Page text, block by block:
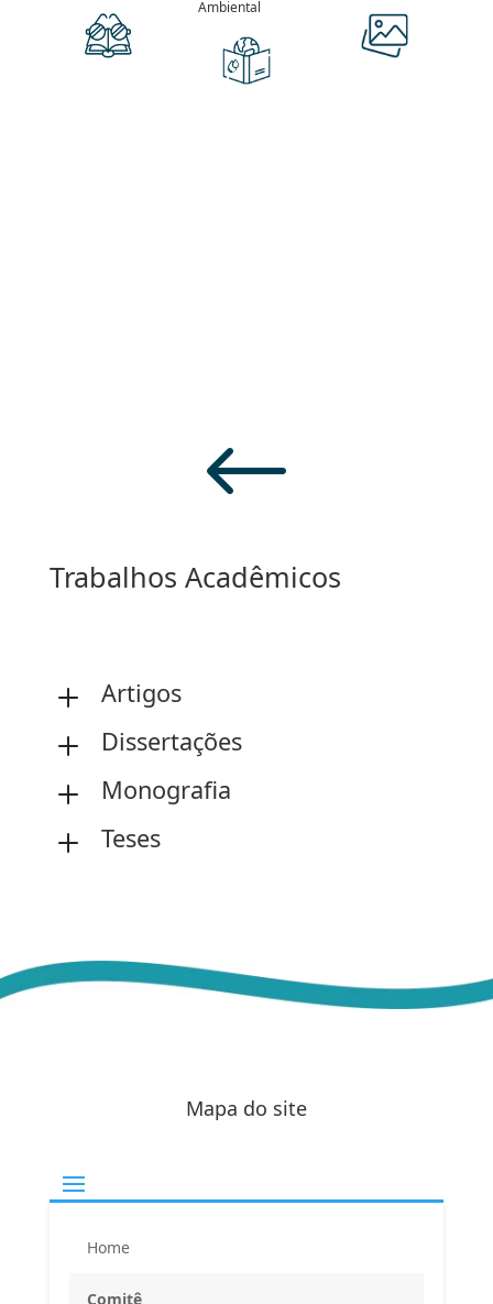
Ambiental
#
Trabalhos Acadêmicos
L Artigos
L Dissertações
L Monografia
L Teses
Mapa do site
Home
Comitê
Atendimento ao Público / Conferências